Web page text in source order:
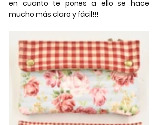
en cuanto te pones a ello se hace
mucho más claro y fácil!!!